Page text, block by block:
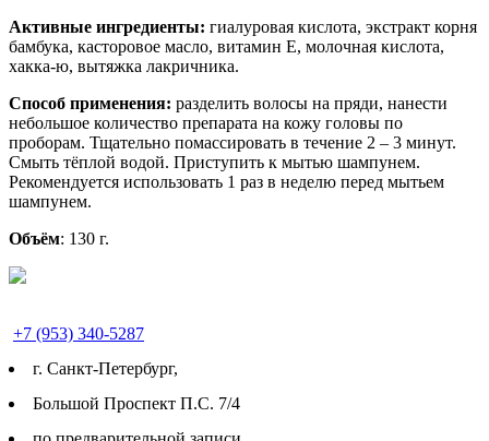
Активные ингредиенты: гиалуровая кислота, экстракт корня
бамбука, касторовое масло, витамин Е, молочная кислота,
хакка-ю, вытяжка лакричника.
Способ применения: разделить волосы на пряди, нанести
небольшое количество препарата на кожу головы по
проборам. Тщательно помассировать в течение 2 – 3 минут.
Смыть тёплой водой. Приступить к мытью шампунем.
Рекомендуется использовать 1 раз в неделю перед мытьем
шампунем.
Объём: 130 г.
+7 (953) 340-5287
г. Cанкт-Петербург,
Большой Проспект П.С. 7/4